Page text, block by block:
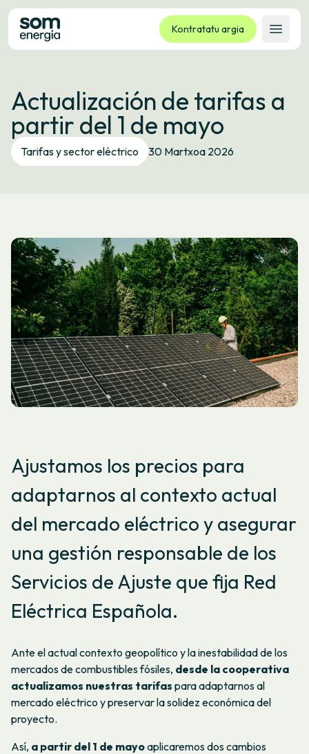
Kontratatu argia
Ireki
Tarifak
Zerbitzuak
Enpresak
Kooperatiba
Hizkuntza: CA GL EU
Actualización de tarifas a
partir del 1 de mayo
Tarifas y sector eléctrico 30 Martxoa 2026
Ajustamos los precios para
adaptarnos al contexto actual
del mercado eléctrico y asegurar
una gestión responsable de los
Servicios de Ajuste que fija Red
Eléctrica Española.
Ante el actual contexto geopolítico y la inestabilidad de los
mercados de combustibles fósiles, desde la cooperativa
actualizamos nuestras tarifas para adaptarnos al
mercado eléctrico y preservar la solidez económica del
proyecto.
Así, a partir del 1 de mayoaplicaremos dos cambios